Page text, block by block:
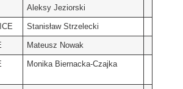
Aleksy Jeziorski
Stanisław Strzelecki
Mateusz Nowak
Monika Biernacka-Czajka